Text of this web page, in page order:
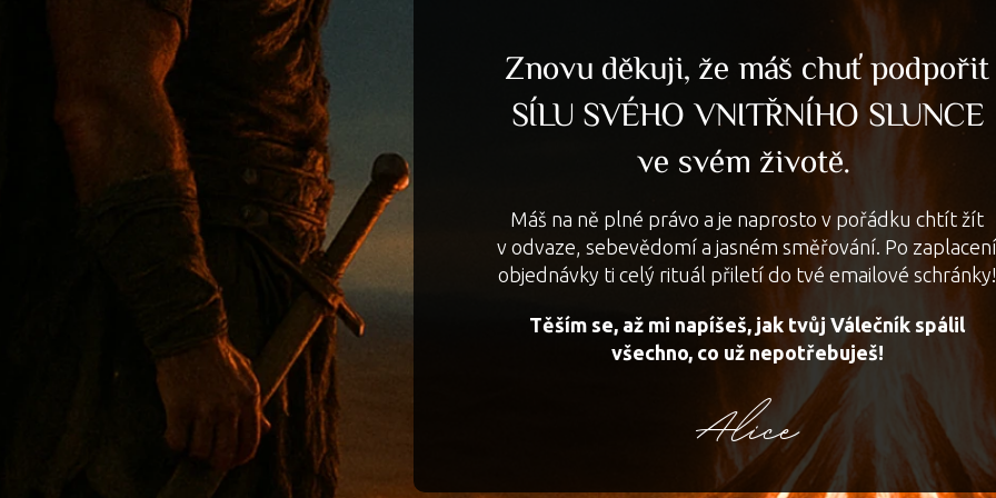
Znovu děkuji, že máš chuť podpořit
SÍLU SVÉHO VNITŘNÍHO SLUNCE
ve svém životě.
Máš na ně plné právo a je naprosto v pořádku chtít žít
v odvaze, sebevědomí a jasném směřování. Po zaplacení
objednávky ti celý rituál přiletí do tvé emailové schránky!
Těším se, až mi napíšeš, jak tvůj Válečník spálil
všechno, co už nepotřebuješ!
Alice